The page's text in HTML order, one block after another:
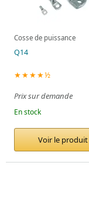
Cosse de puissance
Q14
★★★★½
Prix sur demande
En stock
Voir le produit